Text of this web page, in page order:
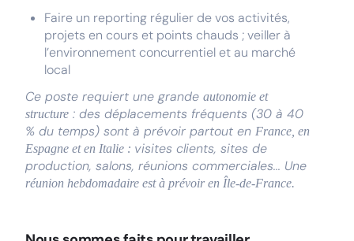
Faire un reporting régulier de vos activités,
projets en cours et points chauds ; veiller à
l’environnement concurrentiel et au marché
local
Ce poste requiert une grande autonomie et
structure : des déplacements fréquents (30 à 40
% du temps) sont à prévoir partout en France, en
Espagne et en Italie : visites clients, sites de
production, salons, réunions commerciales... Une
réunion hebdomadaire est à prévoir en Île-de-France.